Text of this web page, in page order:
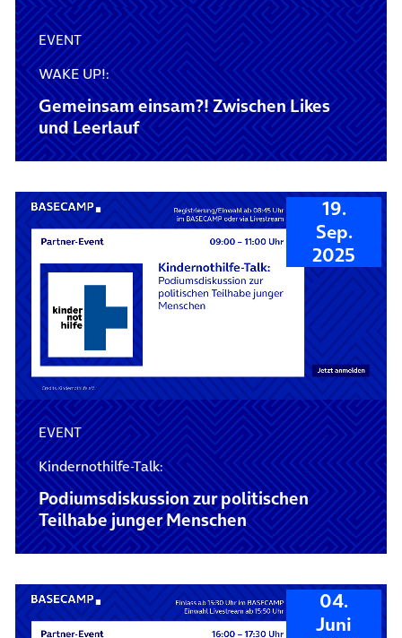
EVENT
WAKE UP!:
Gemeinsam einsam?! Zwischen Likes
und Leerlauf
19.
Sep.
2025
EVENT
Kindernothilfe-Talk:
Podiumsdiskussion zur politischen
Teilhabe junger Menschen
04.
Juni